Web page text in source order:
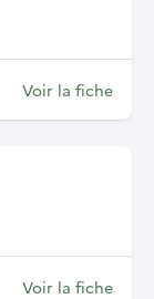
Voir la fiche
Voir la fiche